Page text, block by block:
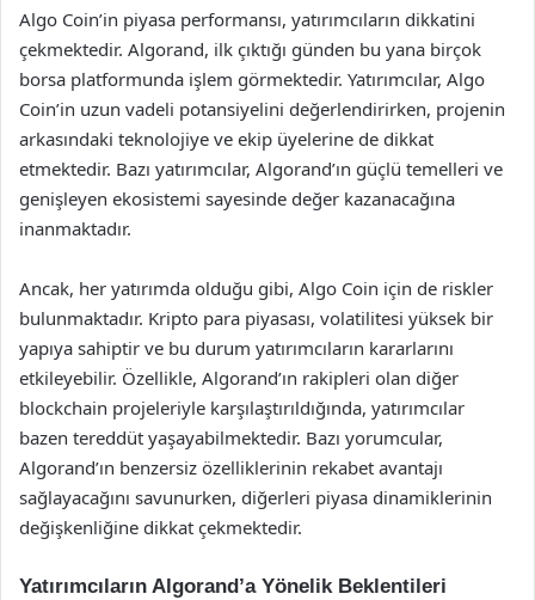
Algo Coin’in piyasa performansı, yatırımcıların dikkatini
çekmektedir. Algorand, ilk çıktığı günden bu yana birçok
borsa platformunda işlem görmektedir. Yatırımcılar, Algo
Coin’in uzun vadeli potansiyelini değerlendirirken, projenin
arkasındaki teknolojiye ve ekip üyelerine de dikkat
etmektedir. Bazı yatırımcılar, Algorand’ın güçlü temelleri ve
genişleyen ekosistemi sayesinde değer kazanacağına
inanmaktadır.
Ancak, her yatırımda olduğu gibi, Algo Coin için de riskler
bulunmaktadır. Kripto para piyasası, volatilitesi yüksek bir
yapıya sahiptir ve bu durum yatırımcıların kararlarını
etkileyebilir. Özellikle, Algorand’ın rakipleri olan diğer
blockchain projeleriyle karşılaştırıldığında, yatırımcılar
bazen tereddüt yaşayabilmektedir. Bazı yorumcular,
Algorand’ın benzersiz özelliklerinin rekabet avantajı
sağlayacağını savunurken, diğerleri piyasa dinamiklerinin
değişkenliğine dikkat çekmektedir.
Yatırımcıların Algorand’a Yönelik Beklentileri